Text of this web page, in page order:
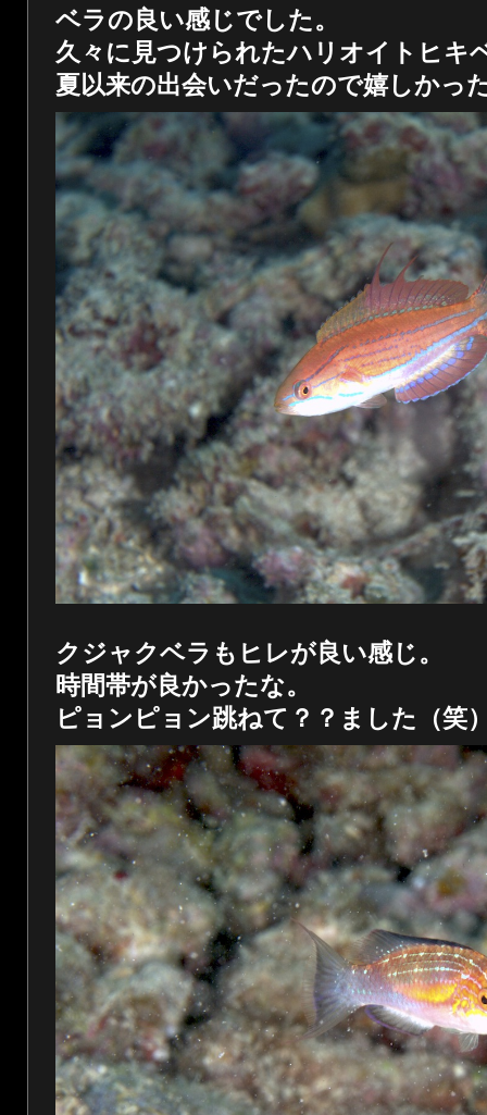
ベラの良い感じでした。
久々に見つけられたハリオイトヒキ
夏以来の出会いだったので嬉しかっ
クジャクベラもヒレが良い感じ。
時間帯が良かったな。
ピョンピョン跳ねて？？ました（笑